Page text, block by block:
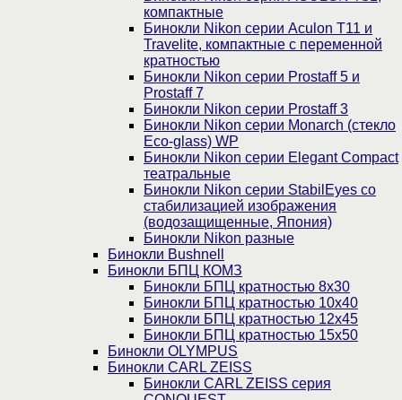
компактные
Бинокли Nikon серии Aculon T11 и
Travelite, компактные с переменной
кратностью
Бинокли Nikon серии Prostaff 5 и
Prostaff 7
Бинокли Nikon серии Prostaff 3
Бинокли Nikon серии Monarch (стекло
Eco-glass) WP
Бинокли Nikon серии Elegant Compact
театральные
Бинокли Nikon серии StabilEyes со
стабилизацией изображения
(водозащищенные, Япония)
Бинокли Nikon разные
Бинокли Bushnell
Бинокли БПЦ КОМЗ
Бинокли БПЦ кратностью 8х30
Бинокли БПЦ кратностью 10х40
Бинокли БПЦ кратностью 12х45
Бинокли БПЦ кратностью 15х50
Бинокли OLYMPUS
Бинокли CARL ZEISS
Бинокли CARL ZEISS серия